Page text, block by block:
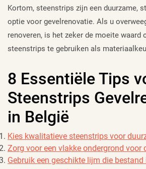
Kortom, steenstrips zijn een duurzame,
optie voor gevelrenovatie. Als u
renoveren, is het zeker de moeite waard
steenstrips te gebruiken als
8 Essentiële Tips
Steenstrips
in België
Kies kwalitatieve steenstrips voor
Zorg voor een vlakke ondergrond voor
Gebruik een geschikte lijm die bestand